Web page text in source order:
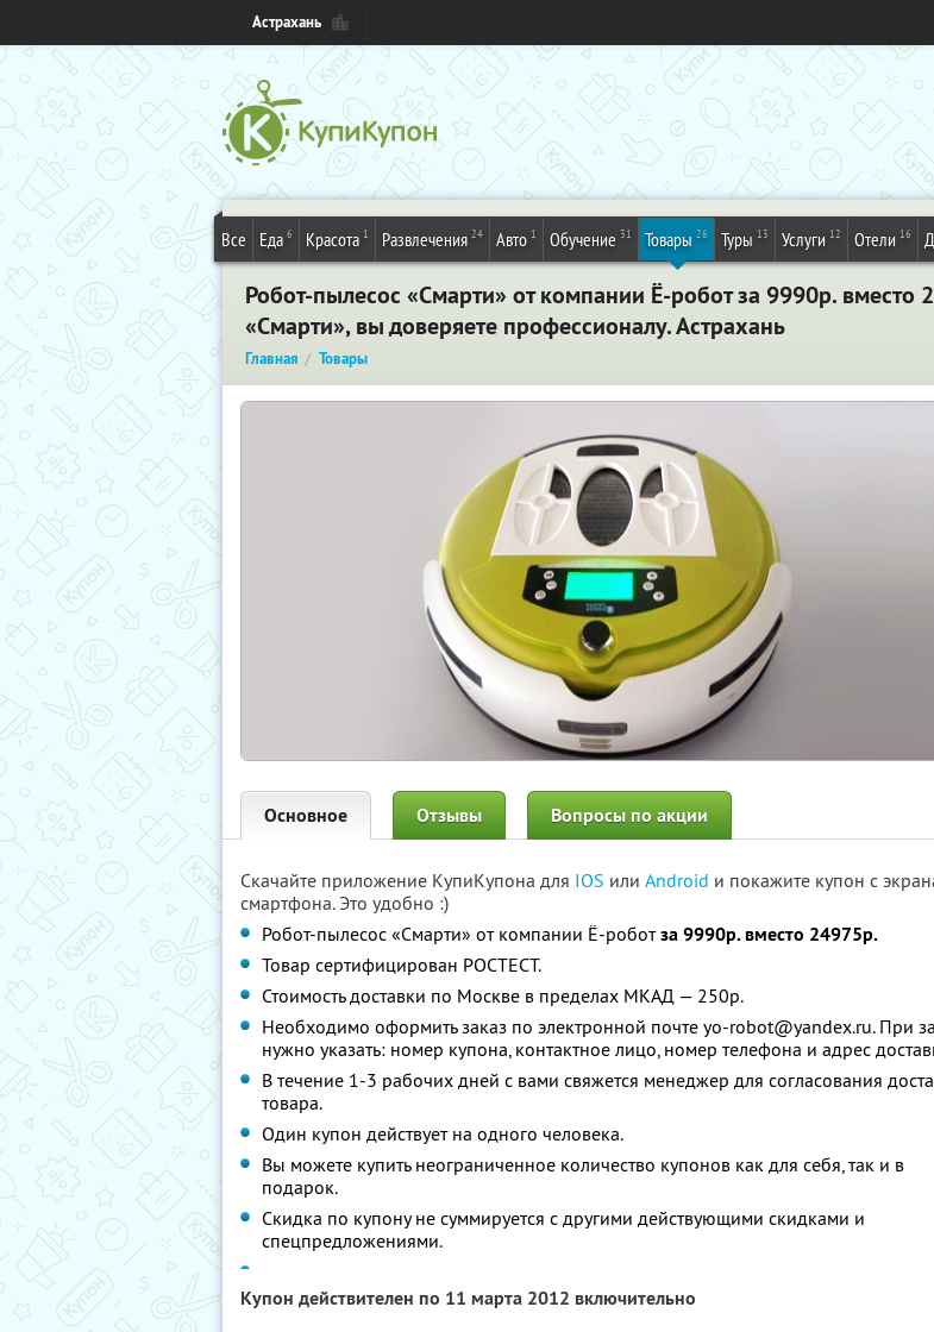
Астрахань
Все Еда 6 Красота 1 Развлечения 24 Авто 1 Обучение 31 Товары 26 Туры 13 Услуги 12 Отели 16
Робот-пылесос «Смарти» от компании Ё-робот за 9990р.
«Смарти», вы доверяете профессионалу. Астрахань
Главная Товары
Основное Отзывы Вопросы по акции
Скачайте приложение КупиКупона для IOS или Android и покажите купон с
смартфона. Это удобно :)
Робот-пылесос «Смарти» от компании Ё-роботза 9990р. вместо 24975р.
Товар сертифицирован РОСТЕСТ.
Стоимость доставки по Москве в пределах МКАД — 250р.
Необходимо оформить заказ по электронной почте yo-robot@yandex.ru. При
нужно указать: номер купона, контактное лицо, номер телефона и адрес
В течение 1-3 рабочих дней с вами свяжется менеджер для согласования
товара.
Один купон действует на одного человека.
Вы можете купить неограниченное количество купонов как для себя, так и в
подарок.
Скидка по купону не суммируется с другими действующими скидками и
спецпредложениями.
Купон действителен по 11 марта 2012 включительно